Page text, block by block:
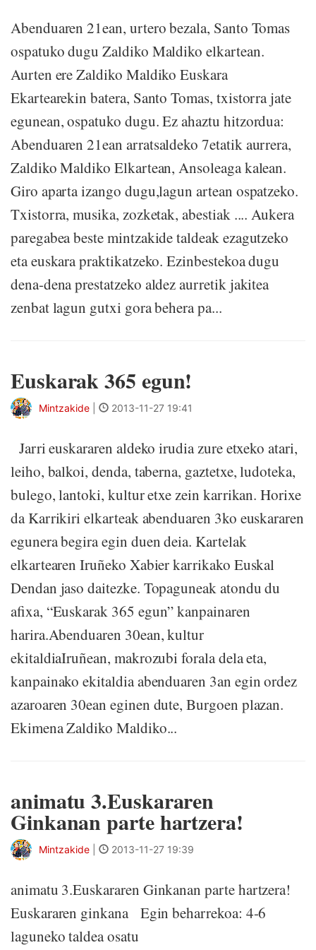
Abenduaren 21ean, urtero bezala, Santo Tomas
ospatuko dugu Zaldiko Maldiko elkartean.
Aurten ere Zaldiko Maldiko Euskara
Ekartearekin batera, Santo Tomas, txistorra jate
egunean, ospatuko dugu. Ez ahaztu hitzordua:
Abenduaren 21ean arratsaldeko 7etatik aurrera,
Zaldiko Maldiko Elkartean, Ansoleaga kalean.
Giro aparta izango dugu,lagun artean ospatzeko.
Txistorra, musika, zozketak, abestiak .... Aukera
paregabea beste mintzakide taldeak ezagutzeko
eta euskara praktikatzeko. Ezinbestekoa dugu
dena-dena prestatzeko aldez aurretik jakitea
zenbat lagun gutxi gora behera pa...
Euskarak 365 egun!
Mintzakide 2013-11-27 19:41
Jarri euskararen aldeko irudia zure etxeko atari,
leiho, balkoi, denda, taberna, gaztetxe, ludoteka,
bulego, lantoki, kultur etxe zein karrikan. Horixe
da Karrikiri elkarteak abenduaren 3ko euskararen
egunera begira egin duen deia. Kartelak
elkartearen Iruñeko Xabier karrikako Euskal
Dendan jaso daitezke. Topaguneak atondu du
afixa, “Euskarak 365 egun” kanpainaren
harira.Abenduaren 30ean, kultur
ekitaldiaIruñean, makrozubi forala dela eta,
kanpainako ekitaldia abenduaren 3an egin ordez
azaroaren 30ean eginen dute, Burgoen plazan.
Ekimena Zaldiko Maldiko...
animatu 3.Euskararen
Ginkanan parte hartzera!
Mintzakide 2013-11-27 19:39
animatu 3.Euskararen Ginkanan parte hartzera!
Euskararen ginkana Egin beharrekoa: 4-6
laguneko taldea osatu